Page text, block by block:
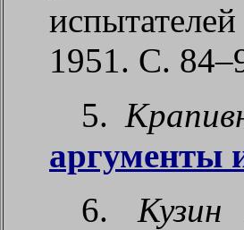
1951. С.
5.
аргументы
6.